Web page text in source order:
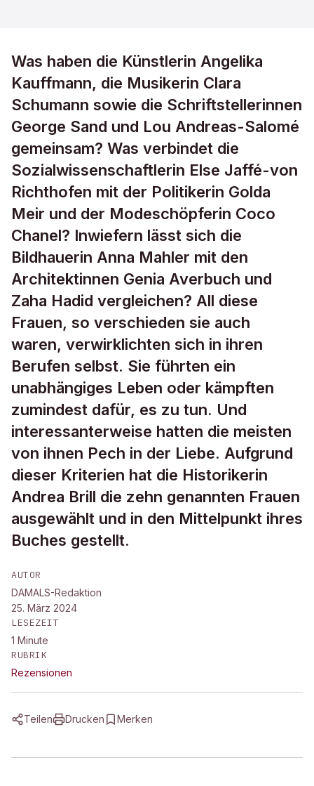
Was haben die Künstlerin Angelika
Kauffmann, die Musikerin Clara
Schumann sowie die Schriftstellerinnen
George Sand und Lou Andreas-Salomé
gemeinsam? Was verbindet die
Sozialwissenschaftlerin Else Jaffé-von
Richthofen mit der Politikerin Golda
Meir und der Modeschöpferin Coco
Chanel? Inwiefern lässt sich die
Bildhauerin Anna Mahler mit den
Architektinnen Genia Averbuch und
Zaha Hadid vergleichen? All diese
Frauen, so verschieden sie auch
waren, verwirklichten sich in ihren
Berufen selbst. Sie führten ein
unabhängiges Leben oder kämpften
zumindest dafür, es zu tun. Und
interessanterweise hatten die meisten
von ihnen Pech in der Liebe. Aufgrund
dieser Kriterien hat die Historikerin
Andrea Brill die zehn genannten Frauen
ausgewählt und in den Mittelpunkt ihres
Buches gestellt.
AUTOR
DAMALS-Redaktion
25. März 2024
LESEZEIT
1 Minute
RUBRIK
Rezensionen
Teilen Drucken Merken